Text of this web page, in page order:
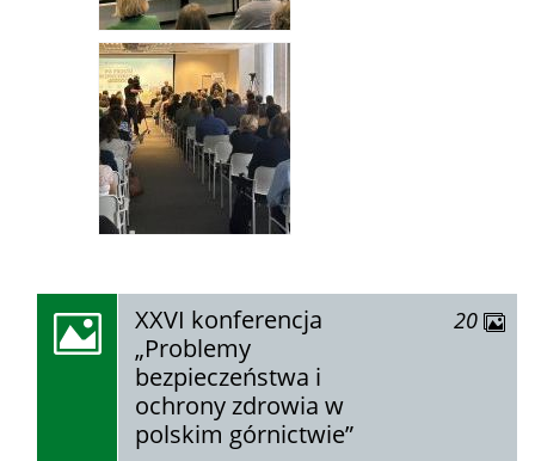
zobacz
galerię:
XXVI konferencja
„Problemy
bezpieczeństwa i
ochrony zdrowia w
polskim górnictwie”
20 zdjęć